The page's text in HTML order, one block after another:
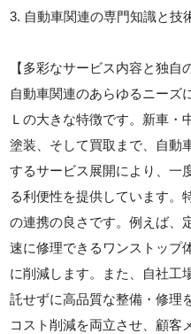
3. 自動車関連の専門知識と技
【多彩なサービス内容と独自
自動車関連のあらゆるニーズ
Ｌの大きな特徴です。新車・
塗装、そして買取まで、自動
するサービス展開により、一
る利便性を提供しています。
の連携の良さです。例えば、
速に修理できるワンストップ
に削減します。また、自社工
託せずに高品質な整備・修理
コスト削減を両立させ、顧客